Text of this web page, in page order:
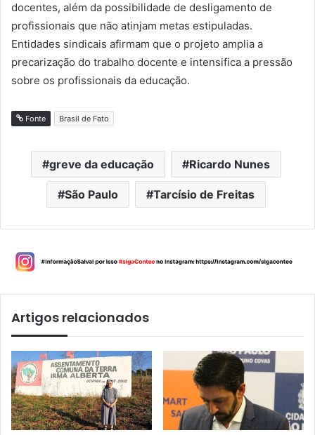
docentes, além da possibilidade de desligamento de
profissionais que não atinjam metas estipuladas.
Entidades sindicais afirmam que o projeto amplia a
precarização do trabalho docente e intensifica a pressão
sobre os profissionais da educação.
Fonte Brasil de Fato
greve da educação Ricardo Nunes
São Paulo Tarcísio de Freitas
Artigos relacionados